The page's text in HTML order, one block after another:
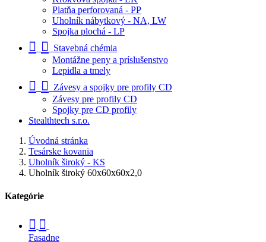
Platňa perforovaná - PP
Uholník nábytkový - NA, LW
Spojka plochá - LP
Stavebná chémia
Montážne peny a príslušenstvo
Lepidla a tmely
Závesy a spojky pre profily CD
Závesy pre profily CD
Spojky pre CD profily
Stealthtech s.r.o.
Úvodná stránka
Tesárske kovania
Uholník široký - KS
Uholník široký 60x60x60x2,0
Kategórie
Fasadne